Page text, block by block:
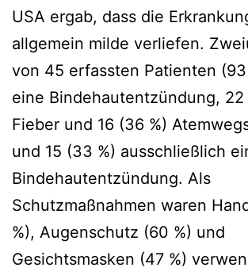
USA ergab, dass die
allgemein milde verliefen.
von 45 erfassten Patienten
eine Bindehautentzündung, 22
Fieber und 16 (36 %)
und 15 (33 %) ausschließlich
Bindehautentzündung. Als
Schutzmaßnahmen waren
%), Augenschutz (60 %) und
Gesichtsmasken (47 %)